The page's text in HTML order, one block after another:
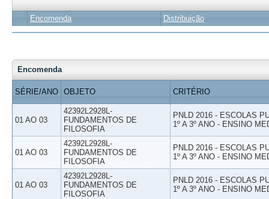
Encomenda Distribuição
Encomenda
SÉRIE/ANO OBJETO CRITÉRIO
01 AO 03
42392L2928L-
FUNDAMENTOS DE
FILOSOFIA
PNLD 2016 - ESCOLAS
1º A 3º ANO - ENSINO
01 AO 03
42392L2928L-
FUNDAMENTOS DE
FILOSOFIA
PNLD 2016 - ESCOLAS
1º A 3º ANO - ENSINO
01 AO 03
42392L2928L-
FUNDAMENTOS DE
FILOSOFIA
PNLD 2016 - ESCOLAS
1º A 3º ANO - ENSINO